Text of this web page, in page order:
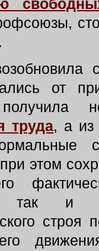
от
труда, а из
этом
так и